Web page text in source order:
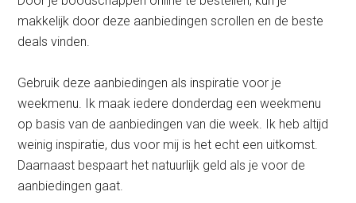
makkelijk door deze aanbiedingen scrollen en de beste
deals vinden.
Gebruik deze aanbiedingen als inspiratie voor je
weekmenu. Ik maak iedere donderdag een weekmenu
op basis van de aanbiedingen van die week. Ik heb altijd
weinig inspiratie, dus voor mij is het echt een uitkomst.
Daarnaast bespaart het natuurlijk geld als je voor de
aanbiedingen gaat.